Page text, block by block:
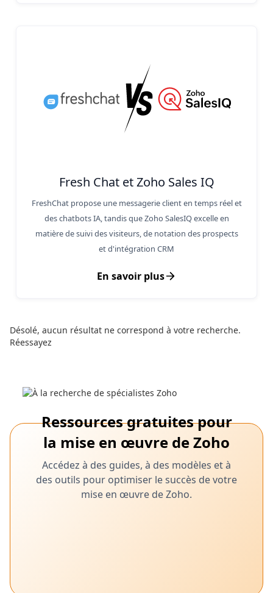
Fresh Chat et Zoho Sales IQ
FreshChat propose une messagerie client en temps réel et
des chatbots IA, tandis que Zoho SalesIQ excelle en
matière de suivi des visiteurs, de notation des prospects
et d'intégration CRM
En savoir plus
Désolé, aucun résultat ne correspond à votre recherche.
Réessayez
Ressources gratuites pour
la mise en œuvre de Zoho
Accédez à des guides, à des modèles et à
des outils pour optimiser le succès de votre
mise en œuvre de Zoho.